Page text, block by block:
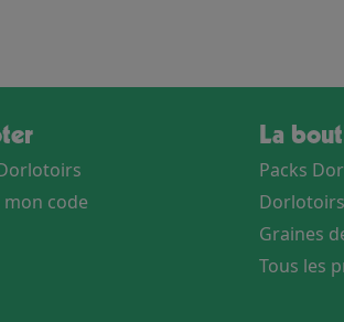
code
La
Packs
Graines
Tous les